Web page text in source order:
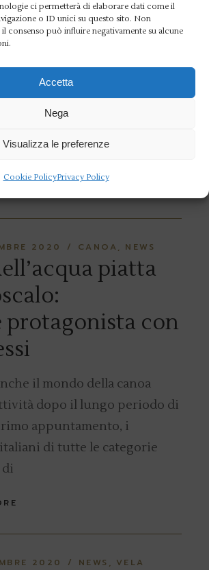
ci permetterà di elaborare dati come il
o ID unici su questo sito. Non
consenso può influire negativamente su alcune
Accetta
Nega
Visualizza le preferenze
Cookie PolicyPrivacy Policy
in scioltezza per
è agli ottavi di finale
BNL d’Italia al Foro
il derby. Esordio in
2020 CANOA NEWS
piatta
protagonista con
il mondo della canoa
dopo il lungo periodo di
appuntamento, i
di tutte le categorie
di
2020 NEWS VELA